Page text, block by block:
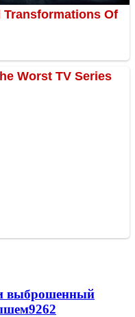
выброшенный
9262